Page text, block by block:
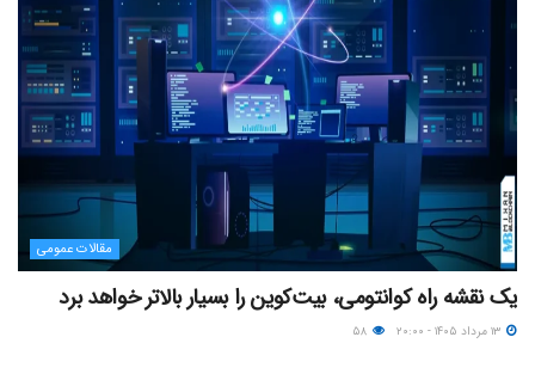
مقالات عمومی
یک نقشه راه کوانتومی، بیت‌کوین را بسیار بالاتر خواهد برد